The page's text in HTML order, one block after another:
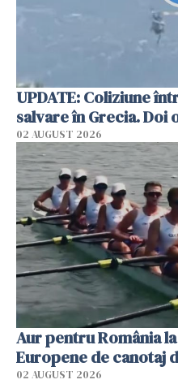
UPDATE: Coliziune
salvare în Grecia. Doi
02 AUGUST 2026
Aur pentru România
Europene de canotaj
02 AUGUST 2026